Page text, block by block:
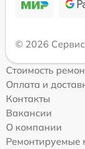
© 2026
Стоимость
Оплата и
Контакты
Вакансии
О компании
Ремонтируемые